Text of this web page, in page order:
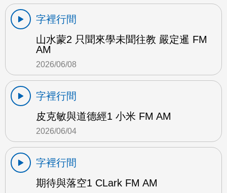
字裡行間
山水蒙2 只聞來學未聞往教 嚴定暹 FM
AM
2026/06/08
字裡行間
皮克敏與道德經1 小米 FM AM
2026/06/04
字裡行間
期待與落空1 CLark FM AM